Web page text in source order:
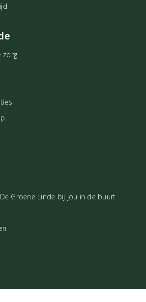
zorg
Groene Linde bij jou in de buurt